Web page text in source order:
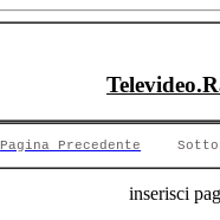
Pagina Precedente
inserisci